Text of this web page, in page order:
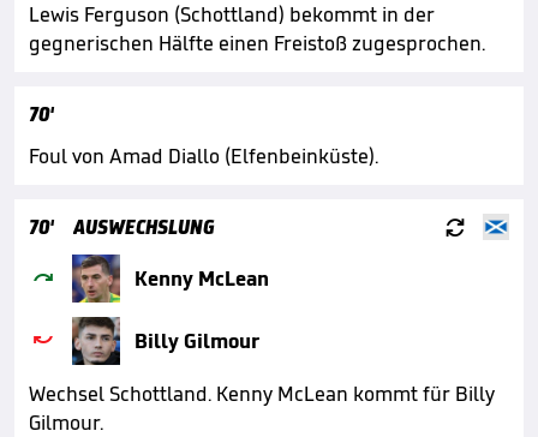
Lewis Ferguson (Schottland) bekommt in der
gegnerischen Hälfte einen Freistoß zugesprochen.
70'
Foul von Amad Diallo (Elfenbeinküste).
70' AUSWECHSLUNG 
 Kenny McLean

Billy Gilmour
Wechsel Schottland. Kenny McLean kommt für Billy
Gilmour.